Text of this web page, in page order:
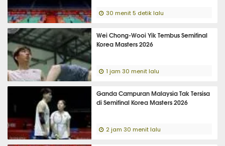
30 menit 5 detik lalu
Wei Chong-Wooi Yik Tembus Semifinal
Korea Masters 2026
1 jam 30 menit lalu
Ganda Campuran Malaysia Tak Tersisa
di Semifinal Korea Masters 2026
2 jam 30 menit lalu